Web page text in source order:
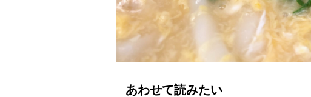
あわせて読みたい